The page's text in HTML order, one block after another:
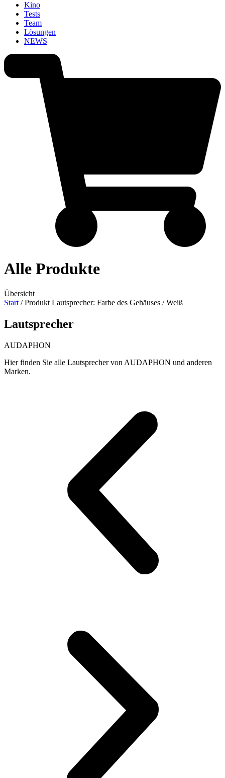
Kino
Tests
Team
Lösungen
NEWS
Alle Produkte
Übersicht
Start / Produkt Lautsprecher: Farbe des Gehäuses / Weiß
Lautsprecher
AUDAPHON
Hier finden Sie alle Lautsprecher von AUDAPHON und anderen
Marken.